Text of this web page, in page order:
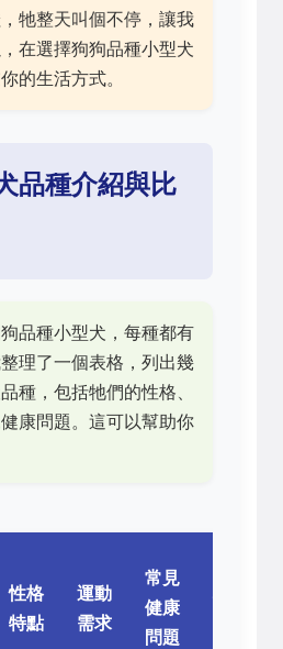
牠整天叫個不停，讓我
在選擇狗狗品種小型犬
的生活方式。
品種介紹與比
品種小型犬，每種都有
理了一個表格，列出幾
種，包括牠們的性格、
康問題。這可以幫助你
性格
特點
運動
需求
常見
健康
問題